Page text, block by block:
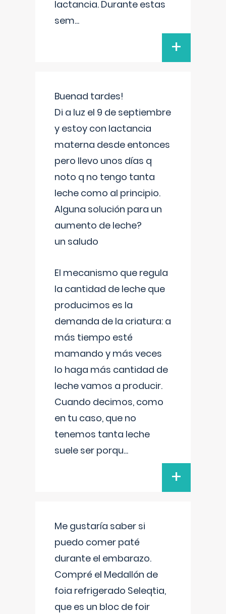
lactancia. Durante estas
sem...
+
Buenad tardes!
Di a luz el 9 de septiembre
y estoy con lactancia
materna desde entonces
pero llevo unos días q
noto q no tengo tanta
leche como al principio.
Alguna solución para un
aumento de leche?
un saludo
El mecanismo que regula
la cantidad de leche que
producimos es la
demanda de la criatura: a
más tiempo esté
mamando y más veces
lo haga más cantidad de
leche vamos a producir.
Cuando decimos, como
en tu caso, que no
tenemos tanta leche
suele ser porqu...
+
Me gustaría saber si
puedo comer paté
durante el embarazo.
Compré el Medallón de
foia refrigerado Seleqtia,
que es un bloc de foir